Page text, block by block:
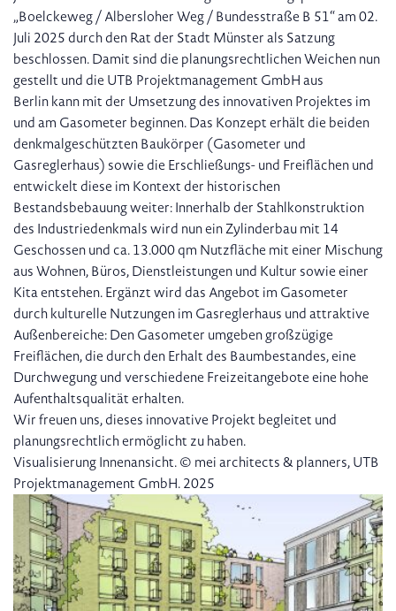
„Boelckeweg / Albersloher Weg / Bundesstraße B 51“ am 02.
Juli 2025 durch den Rat der Stadt Münster als Satzung
beschlossen. Damit sind die planungsrechtlichen Weichen nun
gestellt und die UTB Projektmanagement GmbH aus
Berlin kann mit der Umsetzung des innovativen Projektes im
und am Gasometer beginnen. Das Konzept erhält die beiden
denkmalgeschützten Baukörper (Gasometer und
Gasreglerhaus) sowie die Erschließungs- und Freiflächen und
entwickelt diese im Kontext der historischen
Bestandsbebauung weiter: Innerhalb der Stahlkonstruktion
des Industriedenkmals wird nun ein Zylinderbau mit 14
Geschossen und ca. 13.000 qm Nutzfläche mit einer Mischung
aus Wohnen, Büros, Dienstleistungen und Kultur sowie einer
Kita entstehen. Ergänzt wird das Angebot im Gasometer
durch kulturelle Nutzungen im Gasreglerhaus und attraktive
Außenbereiche: Den Gasometer umgeben großzügige
Freiflächen, die durch den Erhalt des Baumbestandes, eine
Durchwegung und verschiedene Freizeitangebote eine hohe
Aufenthaltsqualität erhalten.
Wir freuen uns, dieses innovative Projekt begleitet und
planungsrechtlich ermöglicht zu haben.
Visualisierung Innenansicht. © mei architects & planners, UTB
Projektmanagement GmbH. 2025